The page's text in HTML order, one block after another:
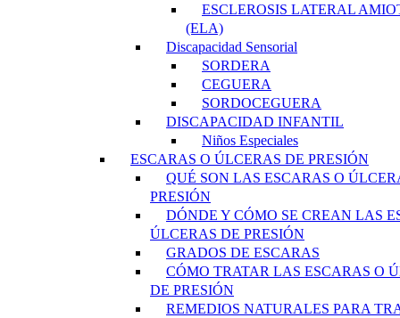
ESCLEROSIS LATERAL
(ELA)
Discapacidad Sensorial
SORDERA
CEGUERA
SORDOCEGUERA
DISCAPACIDAD INFANTIL
Niños Especiales
ESCARAS O ÚLCERAS DE PRESIÓN
QUÉ SON LAS ESCARAS O
PRESIÓN
DÓNDE Y CÓMO SE CREAN LAS
ÚLCERAS DE PRESIÓN
GRADOS DE ESCARAS
CÓMO TRATAR LAS ESCARAS O
DE PRESIÓN
REMEDIOS NATURALES PARA